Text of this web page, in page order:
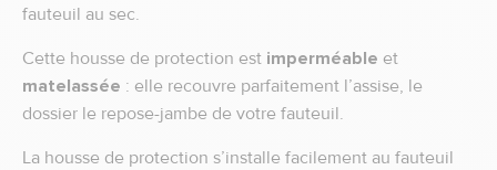
fauteuil au sec.
Cette housse de protection est imperméable et
matelassée : elle recouvre parfaitement l’assise, le
dossier le repose-jambe de votre fauteuil.
La housse de protection s’installe facilement au fauteuil